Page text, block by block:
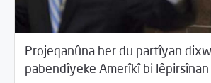
Projeqanûna her du partîyan
pabendîyeke Amerîkî bi lêpirsînan
11/2017 Rewangeha Binpêkirinan